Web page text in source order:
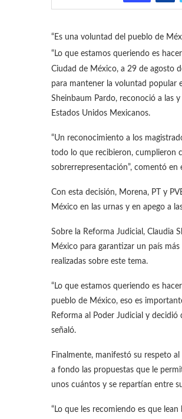
“Es una voluntad del pueblo de
“Lo que estamos queriendo es
Ciudad de México, a 29 de agosto
para mantener la voluntad popular
Sheinbaum Pardo, reconoció a las
Estados Unidos Mexicanos.
“Un reconocimiento a los
todo lo que recibieron, cumplieron
sobrerrepresentación”, comentó
Con esta decisión, Morena, PT y
México en las urnas y en apego a
Sobre la Reforma Judicial, Claudia
México para garantizar un país
realizadas sobre este tema.
“Lo que estamos queriendo es
pueblo de México, eso es
Reforma al Poder Judicial y decidió
señaló.
Finalmente, manifestó su respeto
a fondo las propuestas que le
unos cuántos y se repartían entre
“Lo que les recomiendo es que